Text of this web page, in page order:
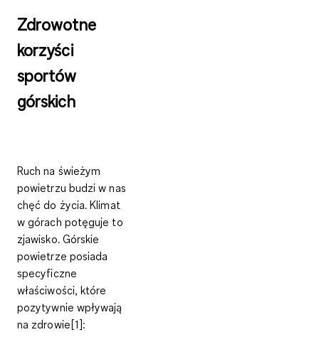
Zdrowotne
korzyści
sportów
górskich
Ruch na świeżym
powietrzu budzi w nas
chęć do życia. Klimat
w górach potęguje to
zjawisko. Górskie
powietrze posiada
specyficzne
właściwości,które
pozytywnie wpływają
na zdrowie[1]: